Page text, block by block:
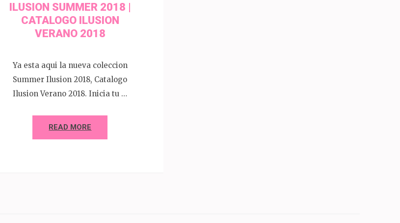
ILUSION SUMMER 2018 |
CATALOGO ILUSION
VERANO 2018
Ya esta aqui la nueva coleccion
Summer Ilusion 2018, Catalogo
Ilusion Verano 2018. Inicia tu …
READ MORE